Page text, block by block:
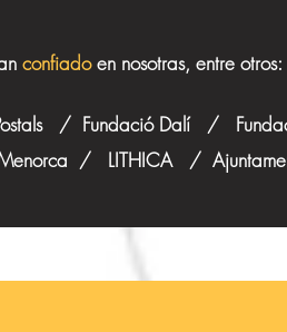
confiadoen nosotras, entre otros:
/ Fundació Dalí /
Menorca / LITHICA /